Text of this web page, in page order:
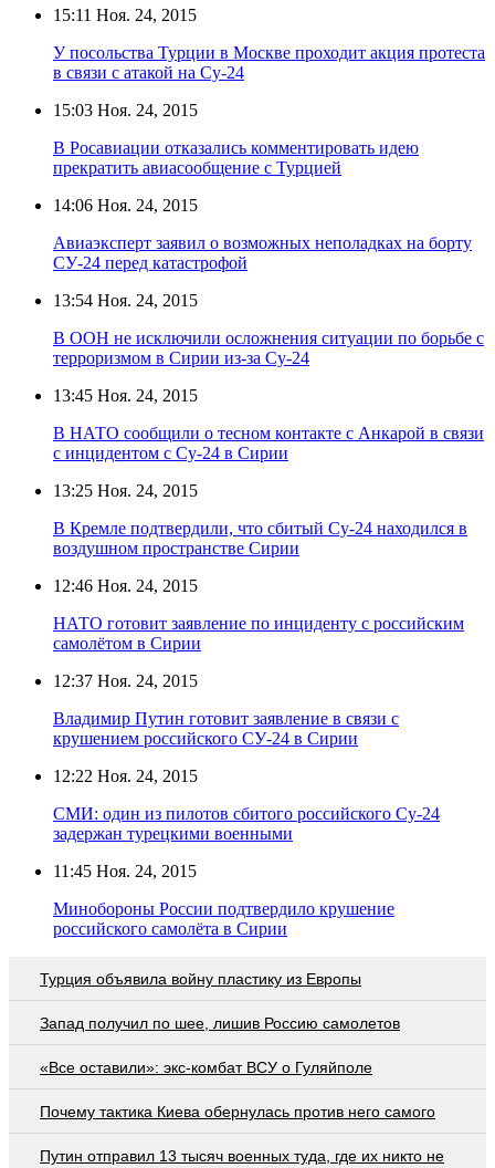
15:11 Ноя. 24, 2015
У посольства Турции в Москве проходит акция протеста
в связи с атакой на Су-24
15:03 Ноя. 24, 2015
В Росавиации отказались комментировать идею
прекратить авиасообщение с Турцией
14:06 Ноя. 24, 2015
Авиаэксперт заявил о возможных неполадках на борту
СУ-24 перед катастрофой
13:54 Ноя. 24, 2015
В ООН не исключили осложнения ситуации по борьбе с
терроризмом в Сирии из-за Су-24
13:45 Ноя. 24, 2015
В НАТО сообщили о тесном контакте с Анкарой в связи
с инцидентом с Су-24 в Сирии
13:25 Ноя. 24, 2015
В Кремле подтвердили, что сбитый Су-24 находился в
воздушном пространстве Сирии
12:46 Ноя. 24, 2015
НАТО готовит заявление по инциденту с российским
самолётом в Сирии
12:37 Ноя. 24, 2015
Владимир Путин готовит заявление в связи с
крушением российского СУ-24 в Сирии
12:22 Ноя. 24, 2015
СМИ: один из пилотов сбитого российского Су-24
задержан турецкими военными
11:45 Ноя. 24, 2015
Минобороны России подтвердило крушение
российского самолёта в Сирии
Турция объявила войну пластику из Европы
Запад получил по шее, лишив Россию самолетов
«Все оставили»: экс-комбат ВСУ о Гуляйполе
Почему тактика Киева обернулась против него самого
Путин отправил 13 тысяч военных туда, где их никто не